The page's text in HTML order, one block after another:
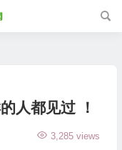
人都见过 ！
3,285 views